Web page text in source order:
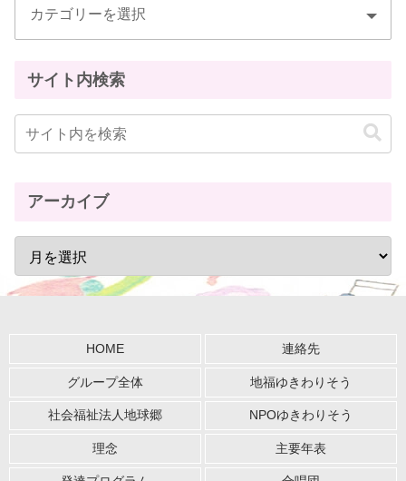
サイト内検索
アーカイブ
HOME 連絡先
グループ全体 地福ゆきわりそう
社会福祉法人地球郷 NPOゆきわりそう
理念 主要年表